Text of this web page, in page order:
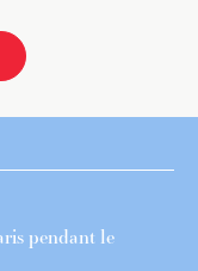
pendant le